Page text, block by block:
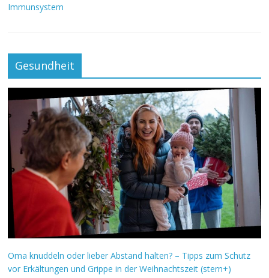
Immunsystem
Gesundheit
Oma knuddeln oder lieber Abstand halten? – Tipps zum Schutz
vor Erkältungen und Grippe in der Weihnachtszeit (stern+)